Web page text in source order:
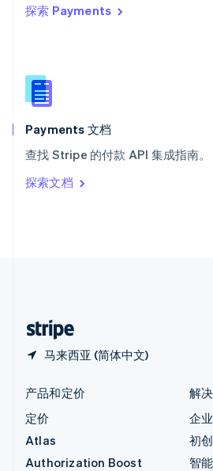
探索 Payments
Payments 文档
查找 Stripe 的付款 API 集成指南。
探索文档
马来西亚 (简体中文)
西班牙
新西兰
English
匈牙利
English
ItalianoEnglish
印度
English
产品和定价
定价
Atlas
Authorization Boost
解
企业
初
智